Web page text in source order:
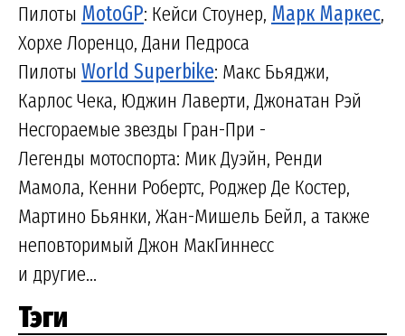
Пилоты MotoGP: Кейси Стоунер, Марк Маркес,
Хорхе Лоренцо, Дани Педроса
Пилоты World Superbike: Макс Бьяджи,
Карлос Чека, Юджин Лаверти, Джонатан Рэй
Несгораемые звезды Гран-При -
Легенды мотоспорта: Мик Дуэйн, Ренди
Мамола, Кенни Робертс, Роджер Де Костер,
Мартино Бьянки, Жан-Мишель Бейл, а также
неповторимый Джон МакГиннесс
и другие...
Тэги